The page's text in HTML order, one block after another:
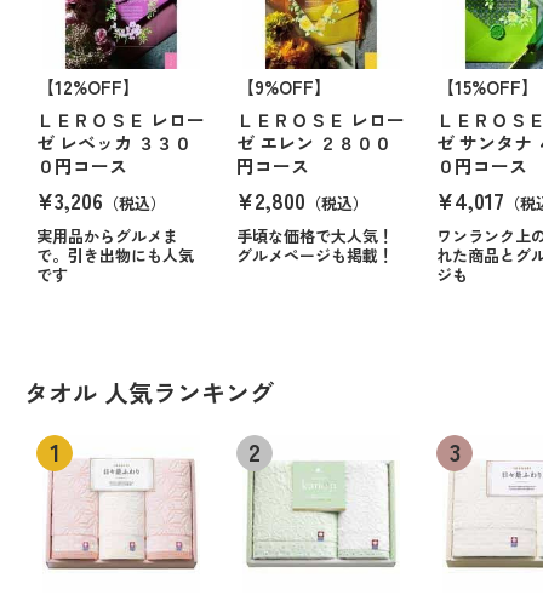
【12%OFF】
ＬＥＲＯＳＥ レロー
ゼ レベッカ ３３０
０円コース
¥3,206 （税込）
実用品からグルメま
で。引き出物にも人気
です
【9%OFF】
ＬＥＲＯＳＥ レロー
ゼ エレン ２８００
円コース
¥2,800 （税込）
手頃な価格で大人気！
グルメページも掲載！
【15%OFF】
ＬＥＲＯＳ
ゼ サンタナ
０円コース
¥4,017 （
ワンランク上
れた商品とグ
ジも
タオル 人気ランキング